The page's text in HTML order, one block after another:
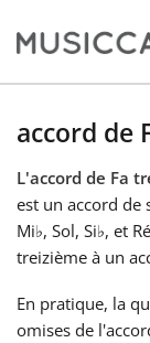
Dansk
Deutsch
accord de
L'accord de Fa
est un accord de
Mi♭, Sol, Si♭, et
treizième à un
En pratique, la
omises de